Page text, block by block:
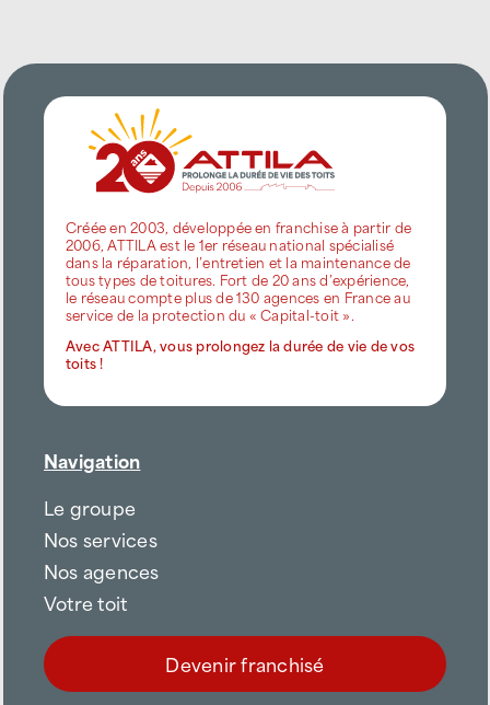
Créée en 2003, développée en franchise à partir de
2006, ATTILA est le 1er réseau national spécialisé
dans la réparation, l’entretien et la maintenance de
tous types de toitures. Fort de 20 ans d’expérience,
le réseau compte plus de 130 agences en France au
service de la protection du « Capital-toit ».
Avec ATTILA, vous prolongez la durée de vie de vos
toits !
Navigation
Le groupe
Nos services
Nos agences
Votre toit
Devenir franchisé